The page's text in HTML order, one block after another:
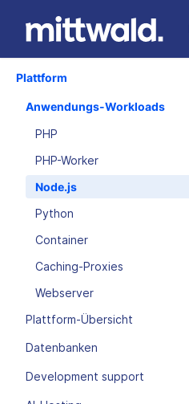
Plattform
Anwendungs-Workloads
PHP
PHP-Worker
Node.js
Python
Container
Caching-Proxies
Webserver
Plattform-Übersicht
Datenbanken
Development support